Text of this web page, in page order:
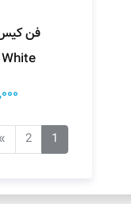
فن
1
2
»